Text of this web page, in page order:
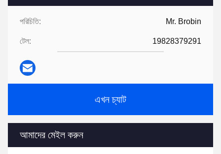
পরিচিতি: Mr. Brobin
টেল: 19828379291
এখন চ্যাট
আমাদের মেইল করুন